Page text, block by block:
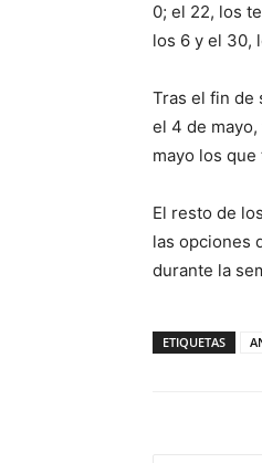
0; el 22, los
los 6 y el 30,
Tras el fin de
el 4 de
mayo los
El resto de
las opciones
durante la
ETIQUETAS